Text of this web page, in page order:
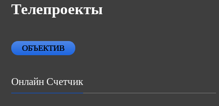
Телепроекты
ОБЪЕКТИВ
Онлайн Счетчик